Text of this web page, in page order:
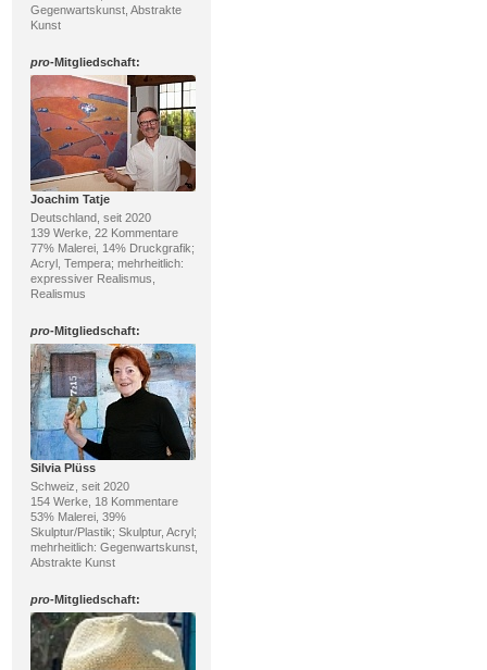
Gegenwartskunst, Abstrakte
Kunst
pro-Mitgliedschaft:
Joachim Tatje
Deutschland, seit 2020
139 Werke, 22 Kommentare
77% Malerei, 14% Druckgrafik;
Acryl, Tempera; mehrheitlich:
expressiver Realismus,
Realismus
pro-Mitgliedschaft:
Silvia Plüss
Schweiz, seit 2020
154 Werke, 18 Kommentare
53% Malerei, 39%
Skulptur/Plastik; Skulptur, Acryl;
mehrheitlich: Gegenwartskunst,
Abstrakte Kunst
pro-Mitgliedschaft: